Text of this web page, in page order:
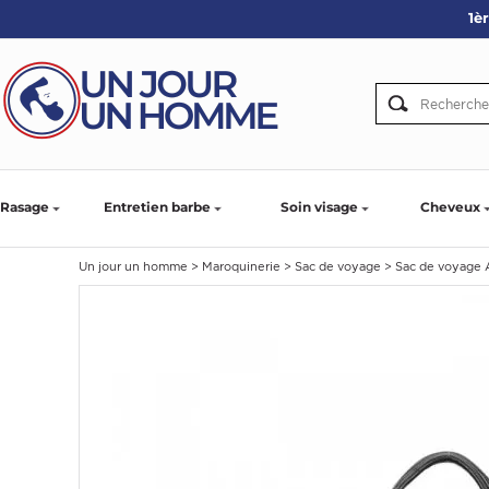
Rasage Entretien barbe Soin visage Cheveux
Un jour un homme > Maroquinerie > Sac de voyage > Sac de voyage